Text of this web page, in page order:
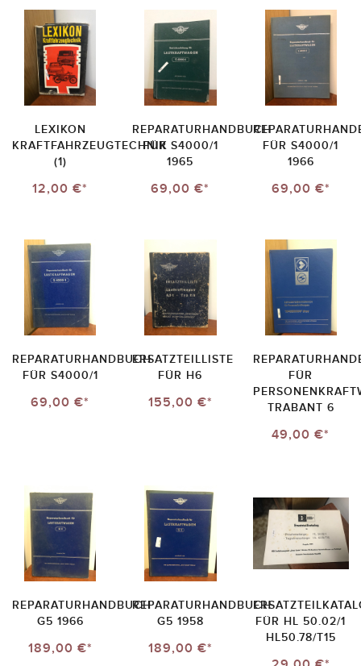
LEXIKON
KRAFTFAHRZEUGTECHNIK
(1)
12,00 €*
REPARATURHANDBUCH
FÜR S4000/1
1965
69,00 €*
FÜR S4000/1
1966
69,00 €*
REPARATURHANDBUCH
FÜR S4000/1
69,00 €*
ERSATZTEILLISTE
FÜR H6
155,00 €*
FÜR
TRABANT 6
49,00 €*
REPARATURHANDBUCH
G5 1966
189,00 €*
REPARATURHANDBUCH
G5 1958
189,00 €*
FÜR HL 50.02/1
HL50.78/T15